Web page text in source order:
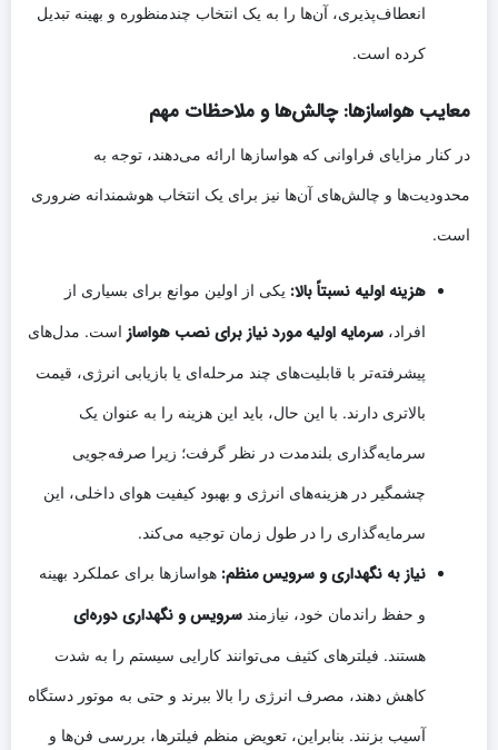
انعطاف‌پذیری، آن‌ها را به یک انتخاب چندمنظوره و بهینه تبدیل
کرده است.
معایب هواسازها: چالش‌ها و ملاحظات مهم
در کنار مزایای فراوانی که هواسازها ارائه می‌دهند، توجه به
محدودیت‌ها و چالش‌های آن‌ها نیز برای یک انتخاب هوشمندانه ضروری
است.
هزینه اولیه نسبتاً بالا: یکی از اولین موانع برای بسیاری از
افراد، سرمایه اولیه مورد نیاز برای نصب هواساز است. مدل‌های
پیشرفته‌تر با قابلیت‌های چند مرحله‌ای یا بازیابی انرژی، قیمت
بالاتری دارند. با این حال، باید این هزینه را به عنوان یک
سرمایه‌گذاری بلندمدت در نظر گرفت؛ زیرا صرفه‌جویی
چشمگیر در هزینه‌های انرژی و بهبود کیفیت هوای داخلی، این
سرمایه‌گذاری را در طول زمان توجیه می‌کند.
نیاز به نگهداری و سرویس منظم: هواسازها برای عملکرد بهینه
و حفظ راندمان خود، نیازمند سرویس و نگهداری دوره‌ای
هستند. فیلترهای کثیف می‌توانند کارایی سیستم را به شدت
کاهش دهند، مصرف انرژی را بالا ببرند و حتی به موتور دستگاه
آسیب بزنند. بنابراین، تعویض منظم فیلترها، بررسی فن‌ها و